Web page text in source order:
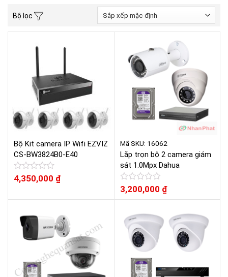
Bộ lọc
Bộ Kit camera IP Wifi EZVIZ
CS-BW3824B0-E40
Được
xếp
0
sao
4,350,000 ₫
Mã SKU: 16062
Lắp trọn bộ 2 camera giám
sát 1.0Mpx Dahua
Được
xếp
sao
3,200,000 ₫